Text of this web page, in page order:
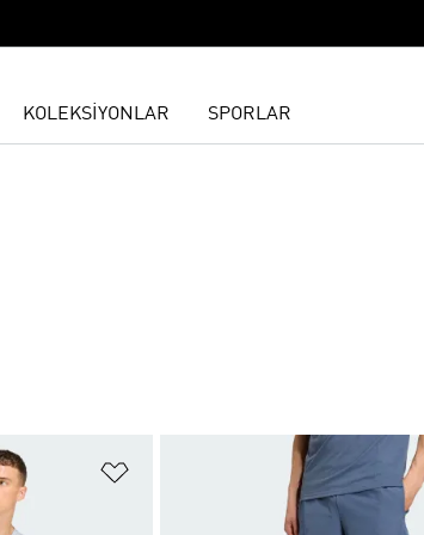
KOLEKSİYONLAR SPORLAR
Favori Listesine Ekle